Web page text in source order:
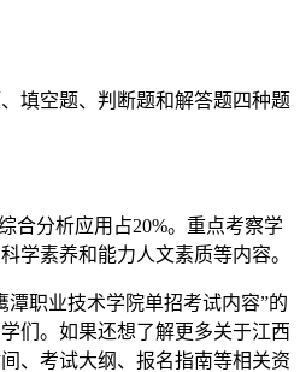
空题、判断题和解答题四种题
分析应用占20%。重点考察学
学素养和能力人文素质等内容。
职业技术学院单招考试内容”的
们。如果还想了解更多关于江西
、考试大纲、报名指南等相关资